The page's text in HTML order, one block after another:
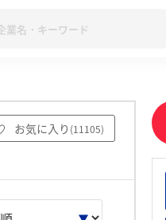
みんなの新卒就職人
28卒 IT・DX現場社
お気に入り (11105)